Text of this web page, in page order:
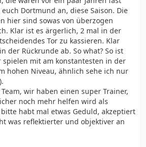
Dortmund an, diese Saison. Die
hier sind sowas von überzogen
Klar ist es ärgerlich, 2 mal in der
Tor zu kassieren. Klar
der Rückrunde ab. So what? So ist
mit am konstantesten in der
hohen Niveau, ähnlich sehe ich nur
wir haben einen super Trainer,
noch mehr helfen wird als
habt mal etwas Geduld, akzeptiert
was reflektierter und objektiver an